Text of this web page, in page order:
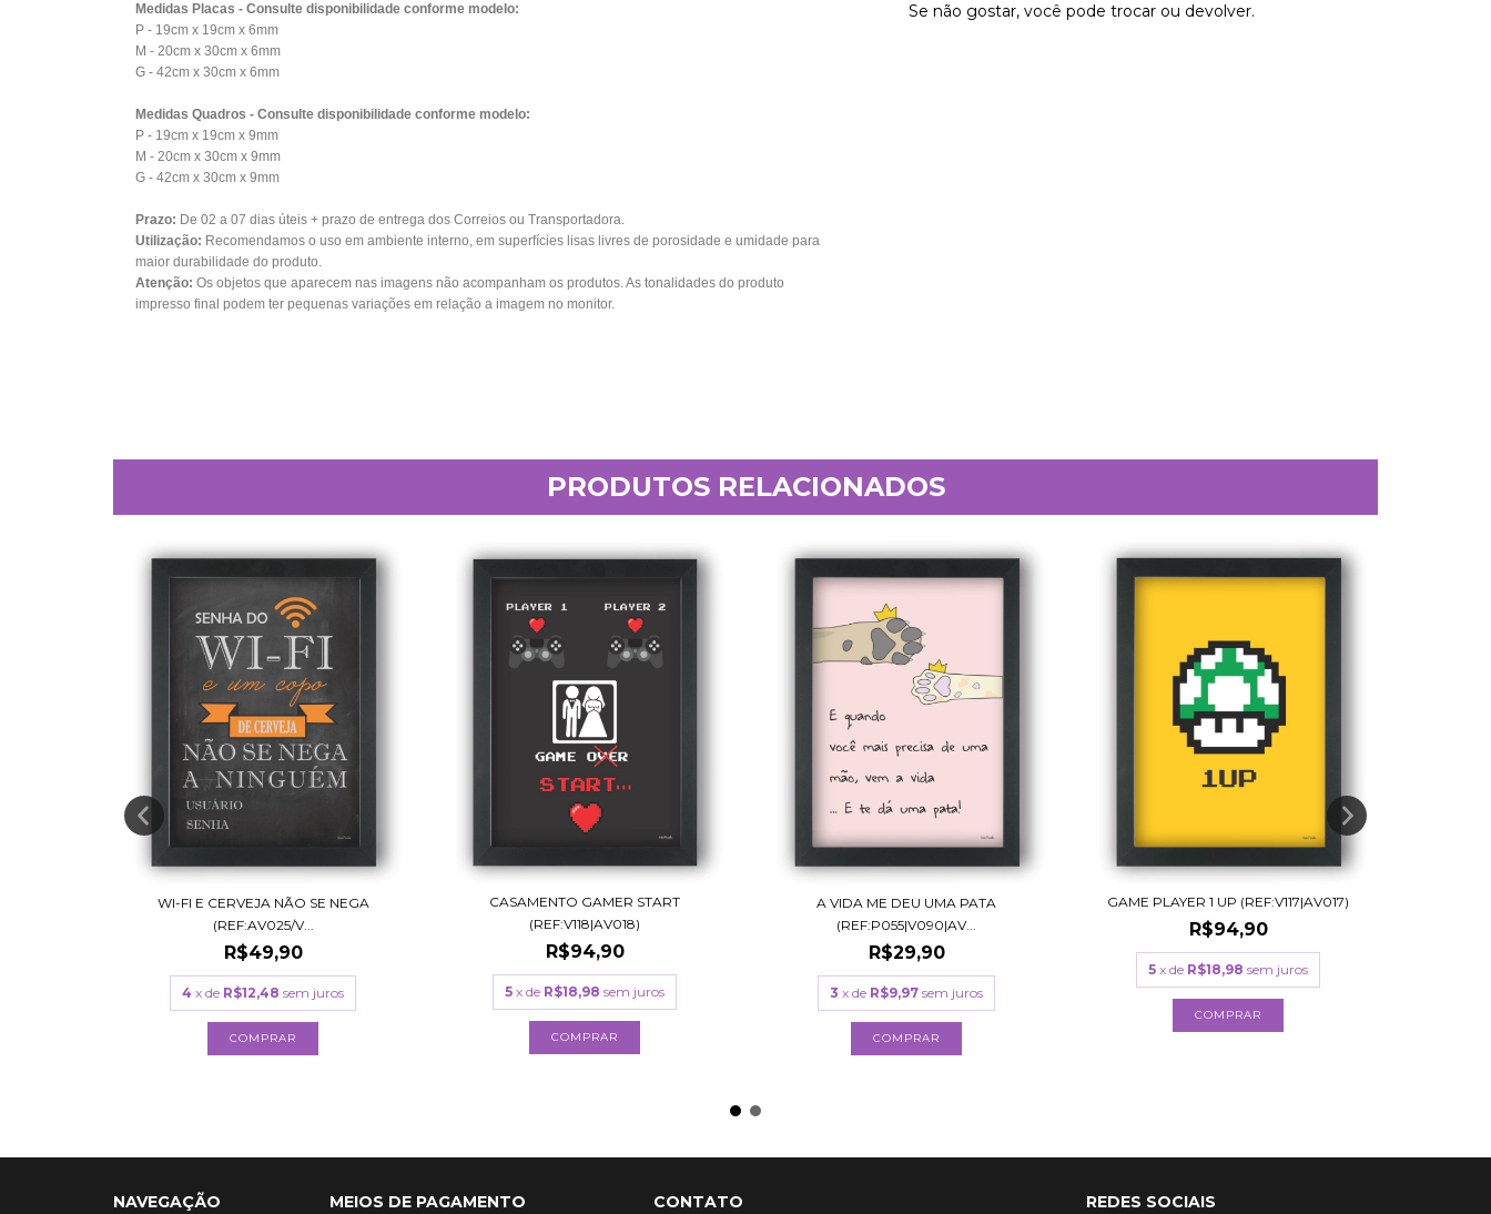
Medidas Placas - Consulte disponibilidade conforme modelo:
P - 19cm x 19cm x 6mm
M - 20cm x 30cm x 6mm
G - 42cm x 30cm x 6mm
Medidas Quadros - Consulte disponibilidade conforme modelo:
P - 19cm x 19cm x 9mm
M - 20cm x 30cm x 9mm
G - 42cm x 30cm x 9mm
Prazo: De 02 a 07 dias úteis + prazo de entrega dos Correios ou Transportadora.
Utilização: Recomendamos o uso em ambiente interno, em superfícies lisas livres de porosidade e umidade para
maior durabilidade do produto.
Atenção: Os objetos que aparecem nas imagens não acompanham os produtos. As tonalidades do produto
impresso final podem ter pequenas variações em relação a imagem no monitor.
Se não gostar, você pode trocar ou devolver.
PRODUTOS RELACIONADOS
WI-FI E CERVEJA NÃO SE NEGA
(REF:AV025/V...
R$49,90
4 x de R$12,48 sem juros
COMPRAR
CASAMENTO GAMER START
(REF:V118|AV018)
R$94,90
5 x de R$18,98 sem juros
COMPRAR
A VIDA ME DEU UMA PATA
(REF:P055|V090|AV...
R$29,90
3 x de R$9,97 sem juros
COMPRAR
GAME PLAYER 1 UP (REF:V117|AV017)
R$94,90
5 x de R$18,98 sem juros
COMPRAR
NAVEGAÇÃO MEIOS DE PAGAMENTO CONTATO REDES SOCIAIS